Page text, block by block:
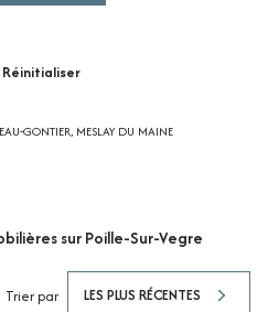
Réinitialiser
GONTIER, MESLAY DU MAINE
sur Poille-Sur-Vegre
Trier par LES PLUS RÉCENTES